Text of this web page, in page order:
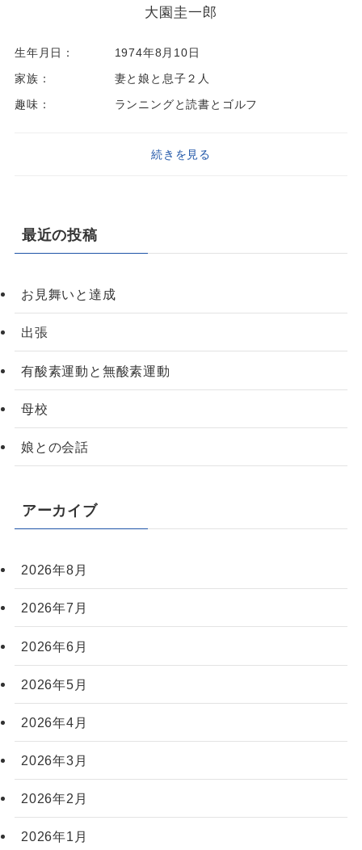
大園圭一郎
生年月日：
1974年8月10日
家族：
妻と娘と息子２人
趣味：
ランニングと読書とゴルフ
続きを見る
最近の投稿
お見舞いと達成
出張
有酸素運動と無酸素運動
母校
娘との会話
アーカイブ
2026年8月
2026年7月
2026年6月
2026年5月
2026年4月
2026年3月
2026年2月
2026年1月